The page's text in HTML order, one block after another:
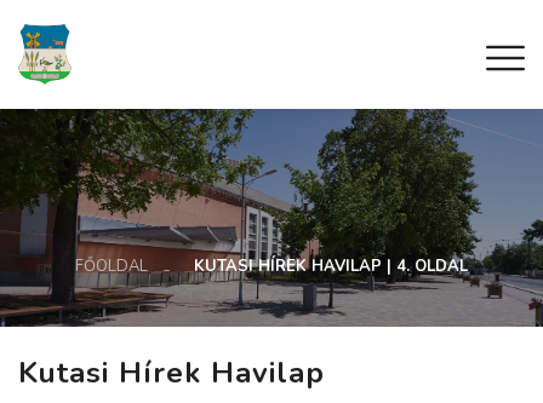
FŐOLDAL KUTASI HÍREK HAVILAP | 4. OLDAL
Kutasi Hírek Havilap